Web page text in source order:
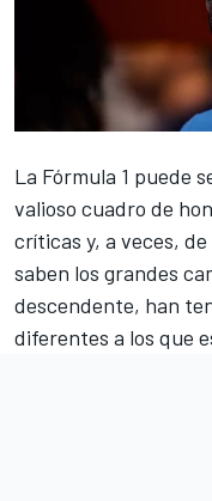
La Fórmula 1 puede
valioso cuadro de
críticas y, a veces,
saben los grandes
descendente, han
diferentes a los que